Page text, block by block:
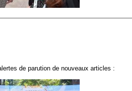
de parution de nouveaux articles :